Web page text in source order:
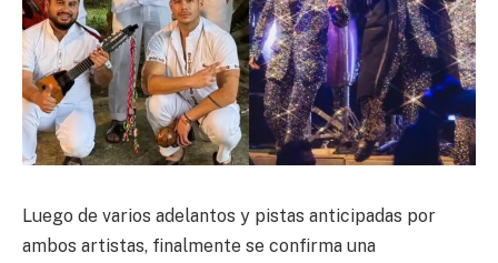
Luego de varios adelantos y pistas anticipadas por
ambos artistas, finalmente se confirma una